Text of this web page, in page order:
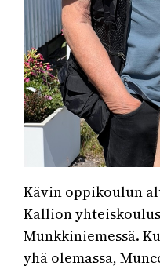
Kävin oppikoulun
Kallion
Munkkiniemessä.
yhä olemassa,